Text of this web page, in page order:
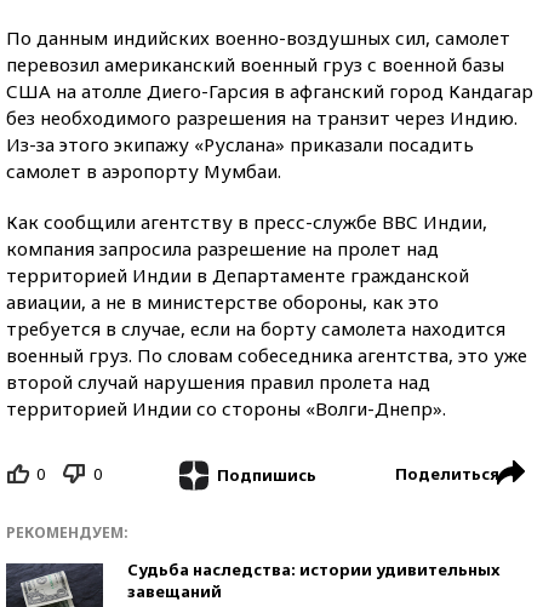
По данным индийских военно-воздушных сил, самолет
перевозил американский военный груз с военной базы
США на атолле Диего-Гарсия в афганский город Кандагар
без необходимого разрешения на транзит через Индию.
Из-за этого экипажу «Руслана» приказали посадить
самолет в аэропорту Мумбаи.
Как сообщили агентству в пресс-службе ВВС Индии,
компания запросила разрешение на пролет над
территорией Индии в Департаменте гражданской
авиации, а не в министерстве обороны, как это
требуется в случае, если на борту самолета находится
военный груз. По словам собеседника агентства, это уже
второй случай нарушения правил пролета над
территорией Индии со стороны «Волги-Днепр».
0 0 Подпишись Поделиться
РЕКОМЕНДУЕМ:
Судьба наследства: истории удивительных
завещаний